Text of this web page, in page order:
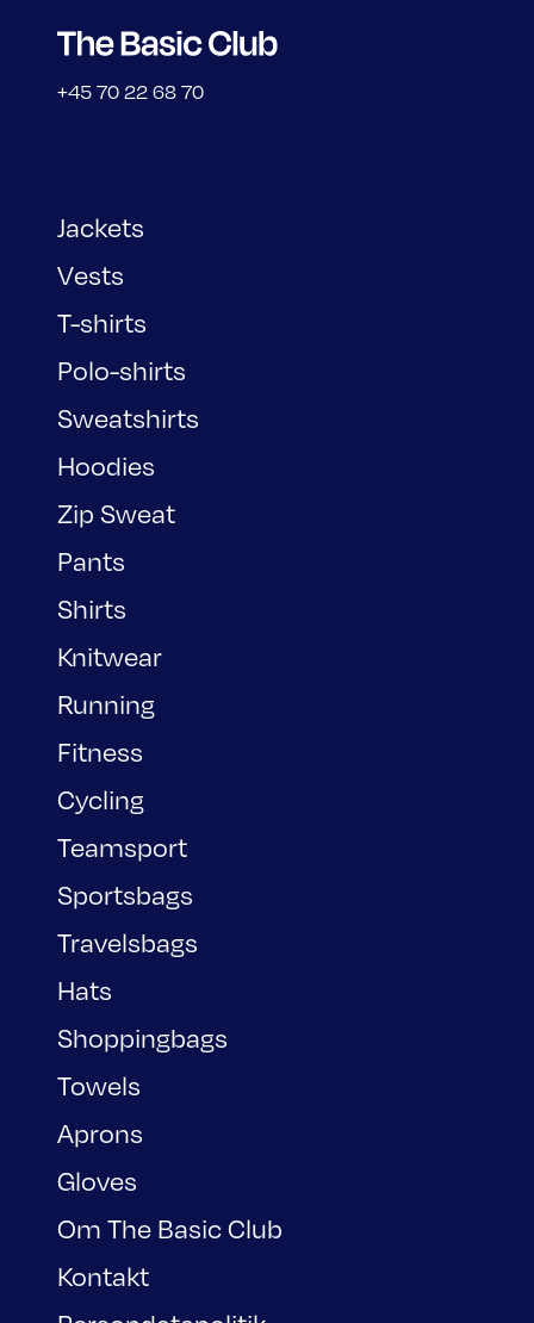
+45 70 22 68 70
Jackets
Vests
T-shirts
Polo-shirts
Sweatshirts
Hoodies
Zip Sweat
Pants
Shirts
Knitwear
Running
Fitness
Cycling
Teamsport
Sportsbags
Travelsbags
Hats
Shoppingbags
Towels
Aprons
Gloves
Om The Basic Club
Kontakt